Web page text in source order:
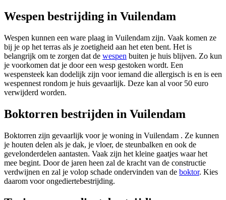
Wespen bestrijding in Vuilendam
Wespen kunnen een ware plaag in Vuilendam zijn. Vaak komen ze
bij je op het terras als je zoetigheid aan het eten bent. Het is
belangrijk om te zorgen dat de wespen buiten je huis blijven. Zo kun
je voorkomen dat je door een wesp gestoken wordt. Een
wespensteek kan dodelijk zijn voor iemand die allergisch is en is een
wespennest rondom je huis gevaarlijk. Deze kan al voor 50 euro
verwijderd worden.
Boktorren bestrijden in Vuilendam
Boktorren zijn gevaarlijk voor je woning in Vuilendam . Ze kunnen
je houten delen als je dak, je vloer, de steunbalken en ook de
gevelonderdelen aantasten. Vaak zijn het kleine gaatjes waar het
mee begint. Door de jaren heen zal de kracht van de constructie
verdwijnen en zal je volop schade ondervinden van de boktor. Kies
daarom voor ongediertebestrijding.